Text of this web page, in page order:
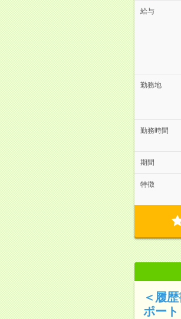
給与
勤務地
勤務時間
期間
特徴
＜履
ポート